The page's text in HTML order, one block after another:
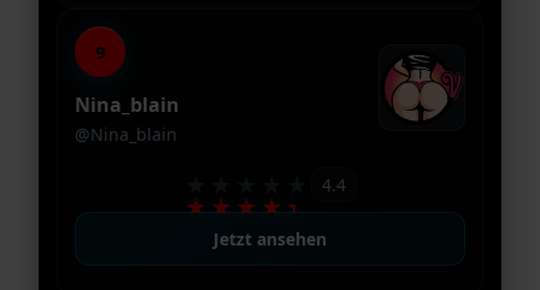
9
Nina_blain
@Nina_blain
★★★★★
4.4
Jetzt ansehen